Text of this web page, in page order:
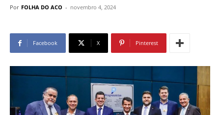
Por FOLHA DO ACO - novembro 4, 2024
Facebook X Pinterest